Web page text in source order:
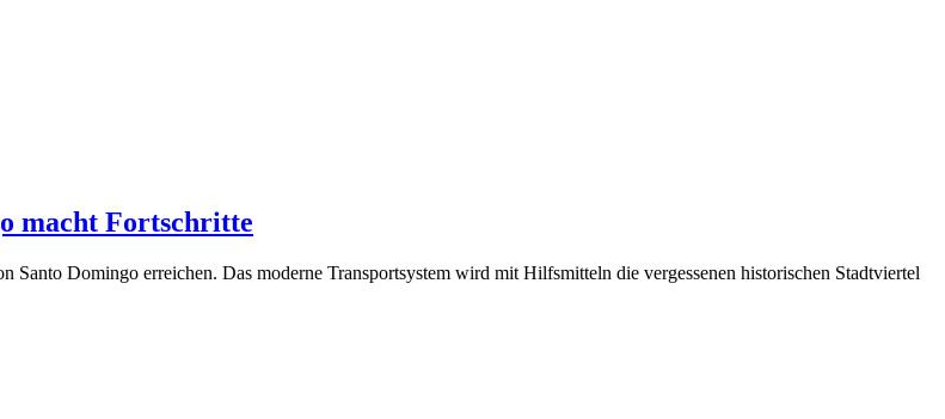
macht Fortschritte
Domingo erreichen. Das moderne Transportsystem wird mit Hilfsmitteln die vergessenen historischen Stadtviertel